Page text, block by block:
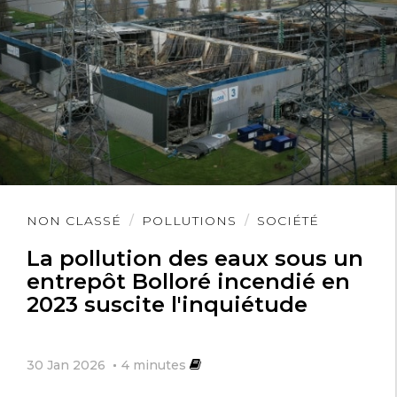
NON CLASSÉ POLLUTIONS SOCIÉTÉ
La pollution des eaux sous un
entrepôt Bolloré incendié en
2023 suscite l'inquiétude
30 Jan 2026 4 minutes
Lire